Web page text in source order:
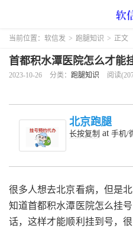
当前位置： 软信发 > 跑腿知识 > 正文
首都积水潭医院怎么才能
2023-10-26 分类： 跑腿知识 阅读
北京跑腿
长按复制 at 手机/
很多人想去北京看病，但是
知道首都积水潭医院怎么挂
话，这样才能顺利挂到号，